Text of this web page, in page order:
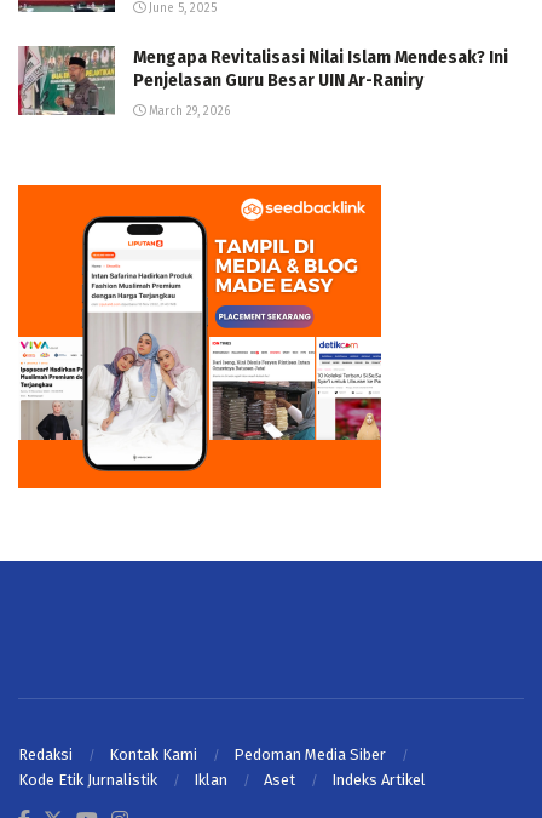
June 5, 2025
Mengapa Revitalisasi Nilai Islam Mendesak? Ini
Penjelasan Guru Besar UIN Ar-Raniry
March 29, 2026
Redaksi Kontak Kami
Pedoman Media Siber
Kode Etik Jurnalistik
Iklan Aset Indeks Artikel